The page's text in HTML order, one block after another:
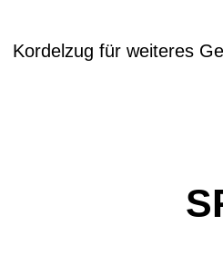
Kordelzug für weiteres